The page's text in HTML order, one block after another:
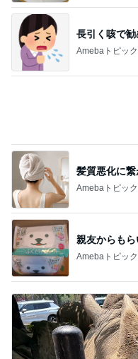
半年以上探した住み替えを
Amebaトピックス
ヒデ 正直ナ
Amebaトピッ
コメダの紅